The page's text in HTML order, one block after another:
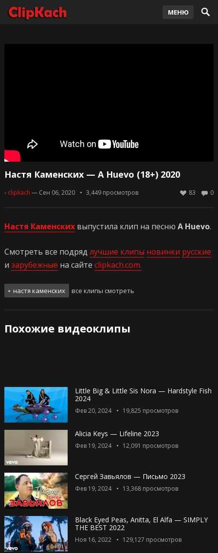
МЕНЮ
Настя Каменских — A Huevo (18+) 2020
- clipkach — Сен 06, 2020 3,449просмотров 0
83
Настя Каменскихвыпустила клип на песню A Huevo.
Смотреть все подряд лучшие клипы новинки русские
и зарубежные на сайте clipkach.com.
настя каменских все клипы смотреть
Похожие видеоклипы
Little Big & Little Sis Nora — Hardstyle Fish
2024
Фев 20, 2024 19,825 просмотров
Alicia Keys — Lifeline 2023
Фев 19, 2024 12,091 просмотров
Сергей Завьялов — Письмо 2023
Фев 19, 2024 13,368просмотров
04:01
Black Eyed Peas, Anitta, El Alfa — SIMPLY
THE BEST 2022
Ноя 16, 2022 129,127 просмотров